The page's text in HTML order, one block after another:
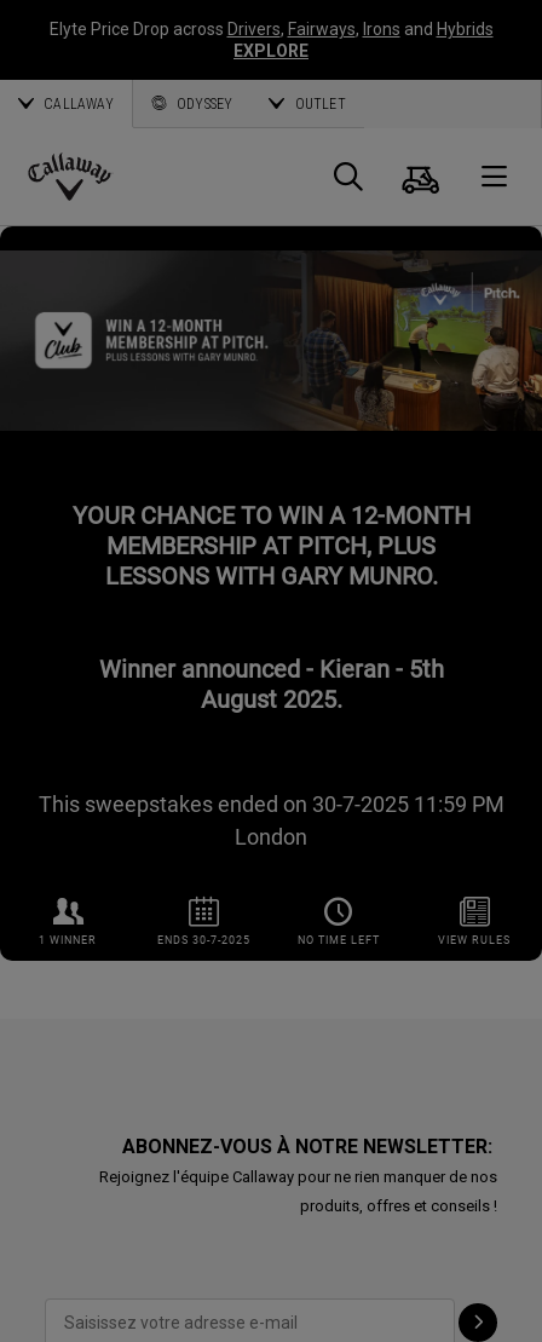
Elyte Price Drop across Drivers, Fairways, Irons and Hybrids
EXPLORE
CALLAWAY ODYSSEY OUTLET
Callaway
Golf
Panier
ABONNEZ-VOUS À NOTRE NEWSLETTER:
Rejoignez l'équipe Callaway pour ne rien manquer de nos
produits, offres et conseils !